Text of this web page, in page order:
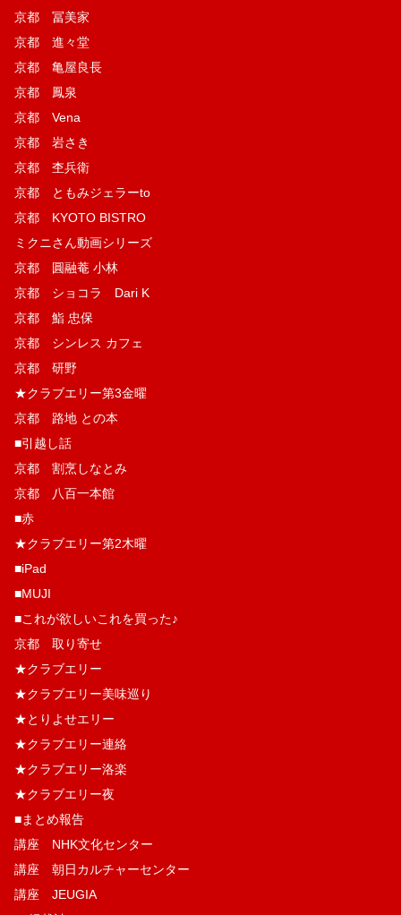
京都 冨美家
京都 進々堂
京都 亀屋良長
京都 鳳泉
京都 Vena
京都 岩さき
京都 杢兵衛
京都 ともみジェラーto
京都 KYOTO BISTRO
ミクニさん動画シリーズ
京都 圓融菴 小林
京都 ショコラ Dari K
京都 鮨 忠保
京都 シンレス カフェ
京都 研野
★クラブエリー第3金曜
京都 路地 との本
■引越し話
京都 割烹しなとみ
京都 八百一本館
■赤
★クラブエリー第2木曜
■iPad
■MUJI
■これが欲しいこれを買った♪
京都 取り寄せ
★クラブエリー
★クラブエリー美味巡り
★とりよせエリー
★クラブエリー連絡
★クラブエリー洛楽
★クラブエリー夜
■まとめ報告
講座 NHK文化センター
講座 朝日カルチャーセンター
講座 JEUGIA